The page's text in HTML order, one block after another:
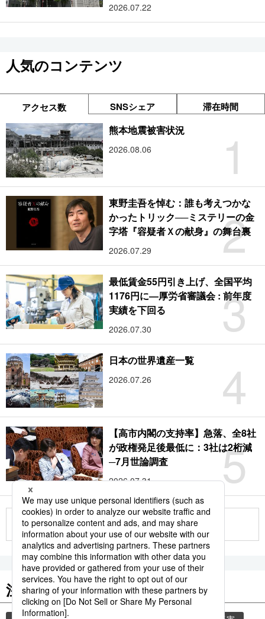
2026.07.22
人気のコンテンツ
アクセス数 SNSシェア 滞在時間
1
熊本地震被害状況
2026.08.06
2
東野圭吾を悼む：誰も考えつかな
かったトリック──ミステリーの金
字塔『容疑者Ｘの献身』の舞台裏
2026.07.29
3
最低賃金55円引き上げ、全国平均
1176円に―厚労省審議会 : 前年度
実績を下回る
2026.07.30
4
日本の世界遺産一覧
2026.07.26
5
【高市内閣の支持率】急落、全8社
が政権発足後最低に：3社は2桁減
─7月世論調査
2026.07.31
もっと見る
注目のキーワード